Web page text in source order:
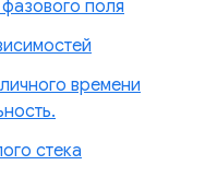
поля
времени
стека